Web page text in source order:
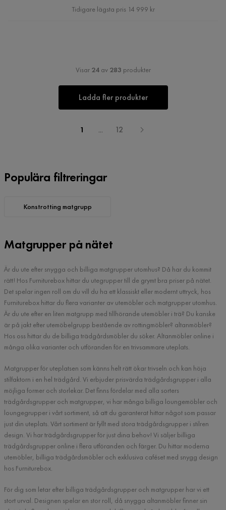
Pris
Tidigare lägsta pris 14 999 kr
Visar 24av 283 produkter
Ladda fler produkter
1 ... 12
Populära filtreringar
Konstrotting matgrupp
Matgrupper på nätet
Är du ute efter snygga och billiga matgrupper utomhus? Då har du kommit
rätt! Hos Furniturebox hittar du utegrupper till de grymt bra priser på nätet.
Det spelar ingen roll om du vill du ha ett klassiskt eller modernt uttryck, hos
Furniturebox hittar du flera varianter av utemöbler och matgrupper utomhus.
Är du ute efter en liten matgrupp med tillhörande utemöbler i trä? Du kanske
är på jakt efter utemöbelgrupp bestående av rottingmöbler? altanmöbler?
Hos oss hittar du de billiga trädgårdsmöbler du söker. Altanmöbler online i
många olika varianter och utföranden för en trivsammare uteplats.
Matgrupper för uteplatsen som känns helt rätt ökar trivseln och kan höja
stilfaktorn i en hel trädgård. Vi erbjuder prisvärda trädgårdsgrupper i alla
möjliga former och storlekar. Det finns fördelar med alla sorters
trädgårdsgrupper och matgrupper, vi har många billiga loungemöbler och
loungegrupper i vårt sortiment, så att du garanterat hittar något som passar
just din uteplats. Vårt sortiment är fyllt med stora trädgårdsgrupper i stilren
design. Vi har trädgårdsgrupper för just dina behov! Vi säljer billiga
trädgårdsgrupper online i flera utföranden och färger. Du hittar moderna
utemöbler, billiga trädgårdsmöbler och exklusiva caféset med snygg design
hos Furniturebox.
För dig som letar efter billiga trädgårdsgrupper och matgrupper har vi ett
stort urval. Designen spelar en stor roll, då snygga altanmöbler finner sin